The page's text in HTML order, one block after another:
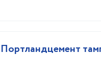
Портландцемент